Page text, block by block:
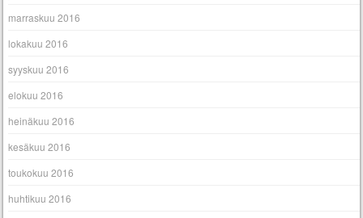
marraskuu 2016
lokakuu 2016
syyskuu 2016
elokuu 2016
heinäkuu 2016
kesäkuu 2016
toukokuu 2016
huhtikuu 2016